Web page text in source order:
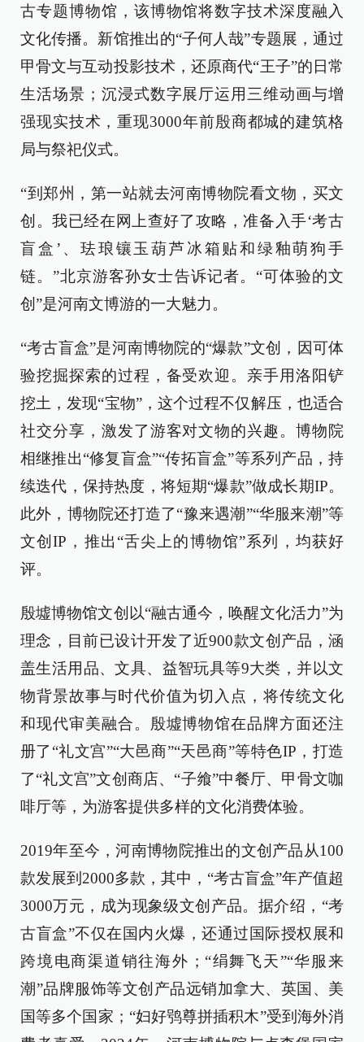
古专题博物馆，该博物馆将数字技术深度融入
文化传播。新馆推出的“子何人哉”专题展，通过
甲骨文与互动投影技术，还原商代“王子”的日常
生活场景；沉浸式数字展厅运用三维动画与增
强现实技术，重现3000年前殷商都城的建筑格
局与祭祀仪式。
“到郑州，第一站就去河南博物院看文物，买文
创。我已经在网上查好了攻略，准备入手‘考古
盲盒’、珐琅镶玉葫芦冰箱贴和绿釉萌狗手
链。”北京游客孙女士告诉记者。“可体验的文
创”是河南文博游的一大魅力。
“考古盲盒”是河南博物院的“爆款”文创，因可体
验挖掘探索的过程，备受欢迎。亲手用洛阳铲
挖土，发现“宝物”，这个过程不仅解压，也适合
社交分享，激发了游客对文物的兴趣。博物院
相继推出“修复盲盒”“传拓盲盒”等系列产品，持
续迭代，保持热度，将短期“爆款”做成长期IP。
此外，博物院还打造了“豫来遇潮”“华服来潮”等
文创IP，推出“舌尖上的博物馆”系列，均获好
评。
殷墟博物馆文创以“融古通今，唤醒文化活力”为
理念，目前已设计开发了近900款文创产品，涵
盖生活用品、文具、益智玩具等9大类，并以文
物背景故事与时代价值为切入点，将传统文化
和现代审美融合。殷墟博物馆在品牌方面还注
册了“礼文宫”“大邑商”“天邑商”等特色IP，打造
了“礼文宫”文创商店、“子飨”中餐厅、甲骨文咖
啡厅等，为游客提供多样的文化消费体验。
2019年至今，河南博物院推出的文创产品从100
款发展到2000多款，其中，“考古盲盒”年产值超
3000万元，成为现象级文创产品。据介绍，“考
古盲盒”不仅在国内火爆，还通过国际授权展和
跨境电商渠道销往海外；“绢舞飞天”“华服来
潮”品牌服饰等文创产品远销加拿大、英国、美
国等多个国家；“妇好鸮尊拼插积木”受到海外消